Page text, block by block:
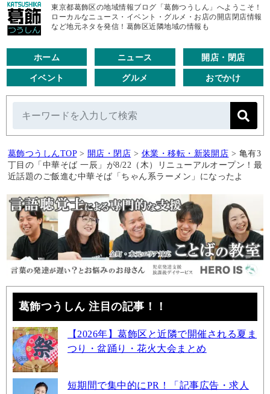
東京都葛飾区の地域情報ブログ「葛飾つうしん」へようこそ！
ローカルなニュース・イベント・グルメ・お店の開店閉店情報
など地元ネタを発信！葛飾区近隣地域の情報も
ホーム ニュース 開店・閉店
イベント グルメ おでかけ
葛飾つうしんTOP > 開店・閉店 > 休業・移転・新装開店 > 亀有3
丁目の「中華そば 一辰」が8/22（木）リニューアルオープン！最
近話題のご飯進む中華そば「ちゃん系ラーメン」になったよ
葛飾つうしん 注目の記事！！
【2026年】葛飾区と近隣で開催される夏ま
つり・盆踊り・花火大会まとめ
短期間で集中的にPR！「記事広告・求人